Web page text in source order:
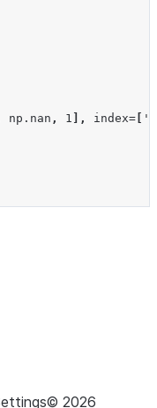
np . nan , 1 ], index=
© 2026